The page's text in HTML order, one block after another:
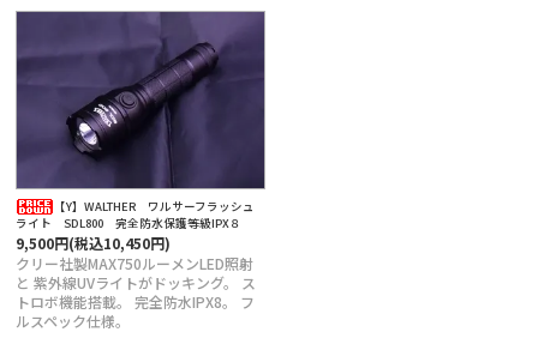
【Y】WALTHER ワルサーフラッシュ
ライト SDL800 完全防水保護等級IPX８
9,500円(税込10,450円)
クリー社製MAX750ルーメンLED照射
と 紫外線UVライトがドッキング。 ス
トロボ機能搭載。 完全防水IPX8。 フ
ルスペック仕様。